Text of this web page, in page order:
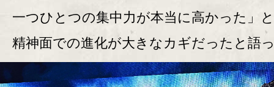
一つひとつの集中力が本当に高かった」
精神面での進化が大きなカギだったと語